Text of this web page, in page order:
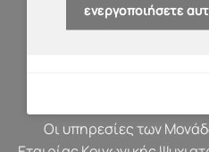
ενεργοποιήσετε
Οι υπηρεσίες των